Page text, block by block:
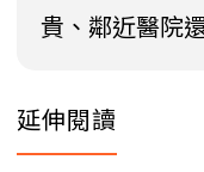
貴、鄰近醫院
延伸閱讀